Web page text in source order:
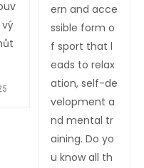
ern and acce
ssible form o
f sport that l
eads to relax
ation, self-de
velopment a
nd mental tr
aining. Do yo
u know all th